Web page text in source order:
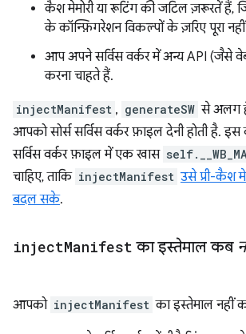
कैश मेमोरी या रूटिंग की जटिल ज़रूरतें हैं,
के कॉन्फ़िगरेशन विकल्पों के ज़रिए पूरा
आप अपने सर्विस वर्कर में अन्य API (जैसे
करना चाहते हैं.
injectManifest , generateSW से अलग
आपको सोर्स सर्विस वर्कर फ़ाइल देनी होती है. इस
सर्विस वर्कर फ़ाइल में एक खास
चाहिए, ताकि injectManifest उसे प्री-कैश
बदल सके.
injectManifest का इस्तेमाल कब
आपको injectManifest का इस्तेमाल नहीं